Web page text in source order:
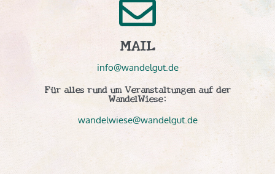
MAIL
info@wandelgut.de
Für alles rund um Veranstaltungen auf der
WandelWiese:
wandelwiese@wandelgut.de